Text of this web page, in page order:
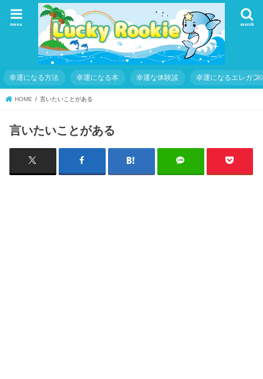
search
menu
幸運になる方法 幸運になる本 幸運な体験談 幸運になるエレガン
HOME 言いたいことがある
言いたいことがある